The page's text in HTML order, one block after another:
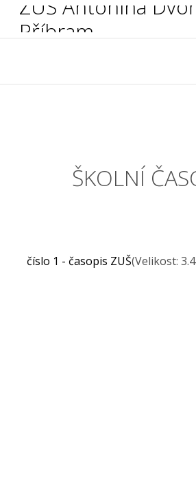
ZUŠ Antonína
Příbram
ŠKOLNÍ
číslo 1 - časopis ZUŠ(Velikost: